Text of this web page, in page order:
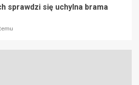
sprawdzi się uchylna brama